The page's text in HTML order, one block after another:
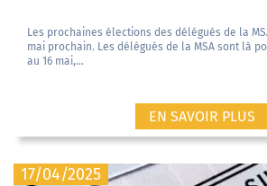
Les prochaines élections des délégués de la
mai prochain. Les délégués de la MSA sont là
au 16 mai,...
EN SAVOIR PLUS
17/04/2025